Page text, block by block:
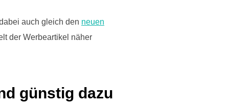
auch gleich den neuen
der Werbeartikel näher
günstig dazu